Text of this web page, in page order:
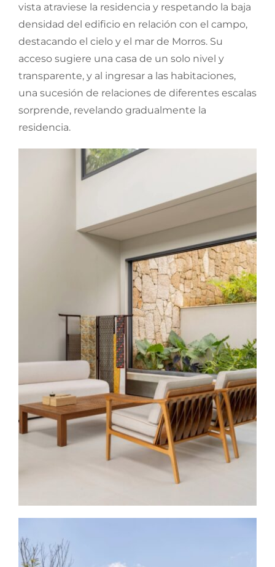
vista atraviese la residencia y respetando la baja
densidad del edificio en relación con el campo,
destacando el cielo y el mar de Morros. Su
acceso sugiere una casa de un solo nivel y
transparente, y al ingresar a las habitaciones,
una sucesión de relaciones de diferentes escalas
sorprende, revelando gradualmente la
residencia.